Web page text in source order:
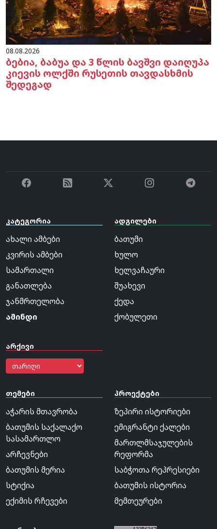
08.08.2026
ბებია, ბაბუა და 3 წლის ბავშვი დაიღუპა
კიევის ოლქში რუსეთის თავდასხმის
შედეგად
კატეგორია
ახალი ამბები
კვირის ამბები
სამართალი
განათლება
ჯანმრთელობა
ამინდი
არქივი
ადგილები
ბათუმი
ხულო
ხელვაჩაური
შუახევი
ქედა
ქობულეთი
თემები
აჭარის მთავრობა
ბათუმის საქალაქო
სასამართლო
არჩევნები
ბათუმის მერია
სტიქია
ექიმის რჩევები
პროექტები
ზეპირი ისტორიები
ემიგრანტი ქალები
მართლმსაჯულების
რეფორმა
საბჭოთა რეპრესიები
ბათუმის ისტორია
მემთეურები